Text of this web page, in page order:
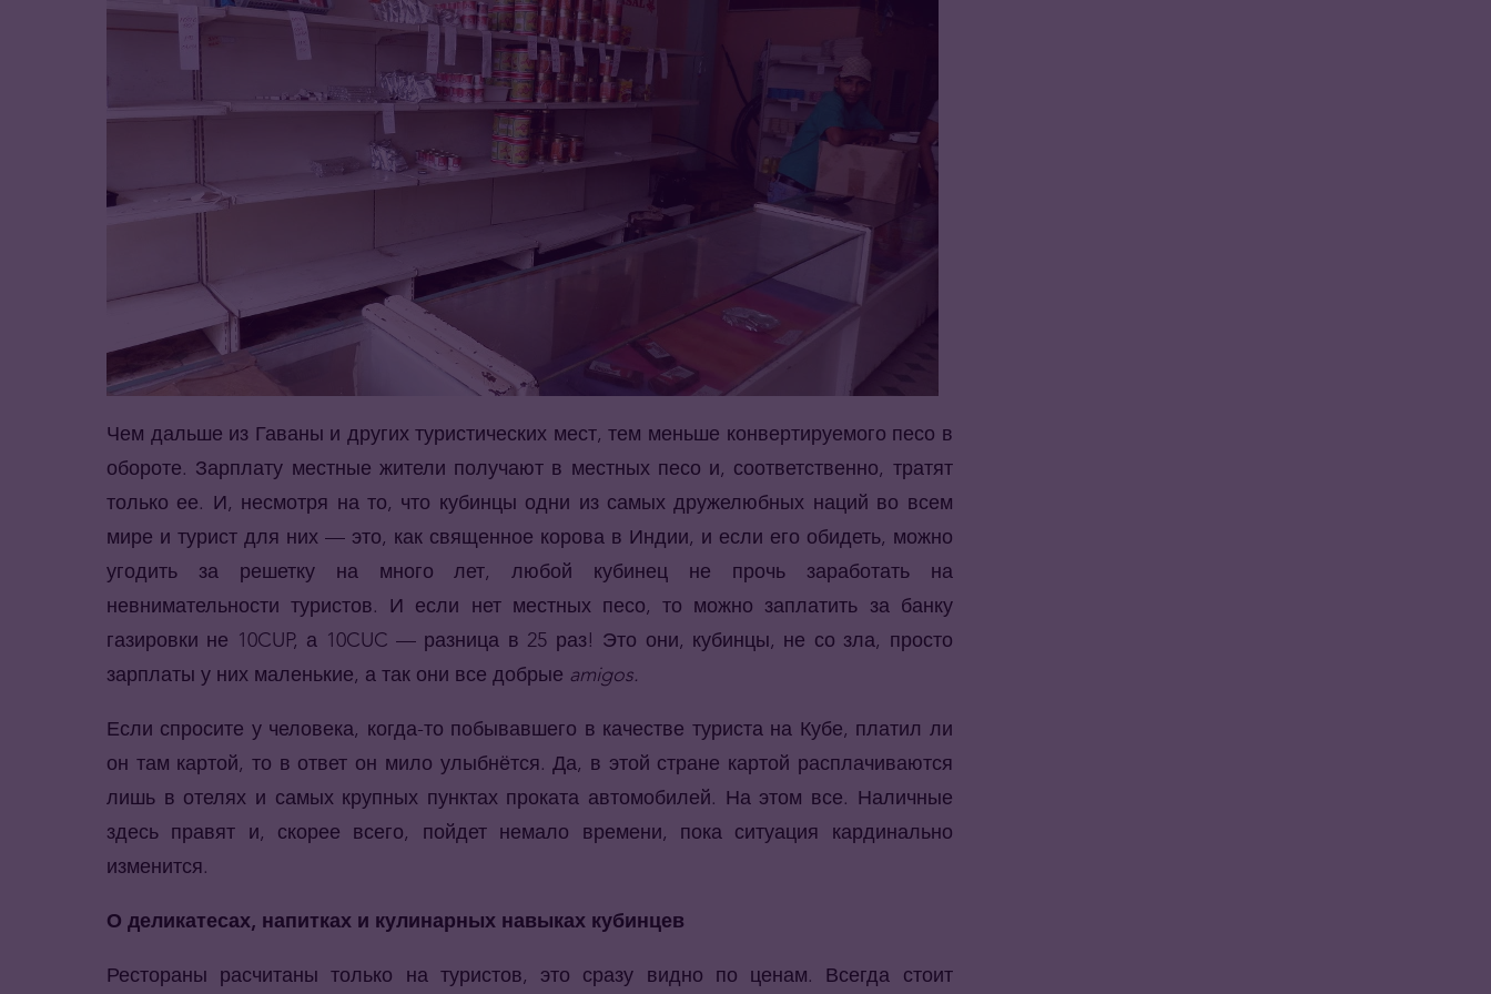
Чем дальше из Гаваны и других туристических мест, тем меньше конвертируемого песо в
обороте. Зарплату местные жители получают в местных песо и, соответственно, тратят
только ее. И, несмотря на то, что кубинцы одни из самых дружелюбных наций во всем
мире и турист для них — это, как священное корова в Индии, и если его обидеть, можно
угодить за решетку на много лет, любой кубинец не прочь заработать на
невнимательности туристов. И если нет местных песо, то можно заплатить за банку
газировки не 10CUP, а 10CUC — разница в 25 раз! Это они, кубинцы, не со зла, просто
зарплаты у них маленькие, а так они все добрые amigos.
Если спросите у человека, когда-то побывавшего в качестве туриста на Кубе, платил ли
он там картой, то в ответ он мило улыбнётся. Да, в этой стране картой расплачиваются
лишь в отелях и самых крупных пунктах проката автомобилей. На этом все. Наличные
здесь правят и, скорее всего, пойдет немало времени, пока ситуация кардинально
изменится.
О деликатесах, напитках и кулинарных навыках кубинцев
Рестораны расчитаны только на туристов, это сразу видно по ценам. Всегда стоит